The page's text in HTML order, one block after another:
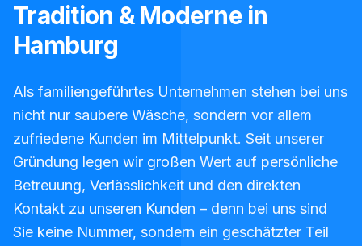
Tradition & Moderne in
Hamburg
Als familiengeführtes Unternehmen stehen bei uns
nicht nur saubere Wäsche, sondern vor allem
zufriedene Kunden im Mittelpunkt. Seit unserer
Gründung legen wir großen Wert auf persönliche
Betreuung, Verlässlichkeit und den direkten
Kontakt zu unseren Kunden – denn bei uns sind
Sie keine Nummer, sondern ein geschätzter Teil